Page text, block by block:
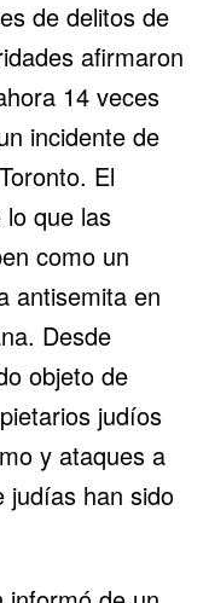
de delitos de
afirmaron
14 veces
incidente de
El
que las
como un
antisemita en
Desde
objeto de
judíos
y ataques a
judías han sido